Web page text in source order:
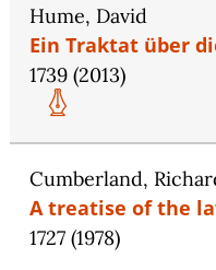
Hume, David
Ein Traktat über
1739 (2013)
Cumberland,
A treatise of the
1727 (1978)